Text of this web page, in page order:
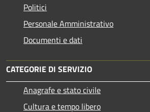
Politici
Personale Amministrativo
Documenti e dati
CATEGORIE DI SERVIZIO
Anagrafe e stato civile
Cultura e tempo libero